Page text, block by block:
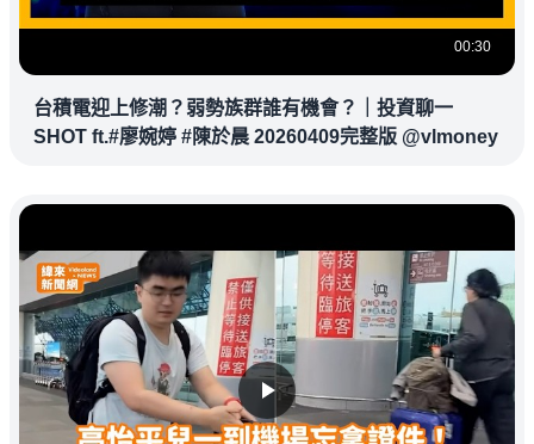
00:30
台積電迎上修潮？弱勢族群誰有機會？｜投資聊一
SHOT ft.#廖婉婷 #陳於晨 20260409完整版 @vlmoney